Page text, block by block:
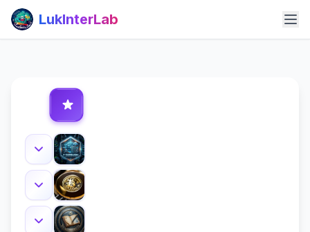
LukInterLab